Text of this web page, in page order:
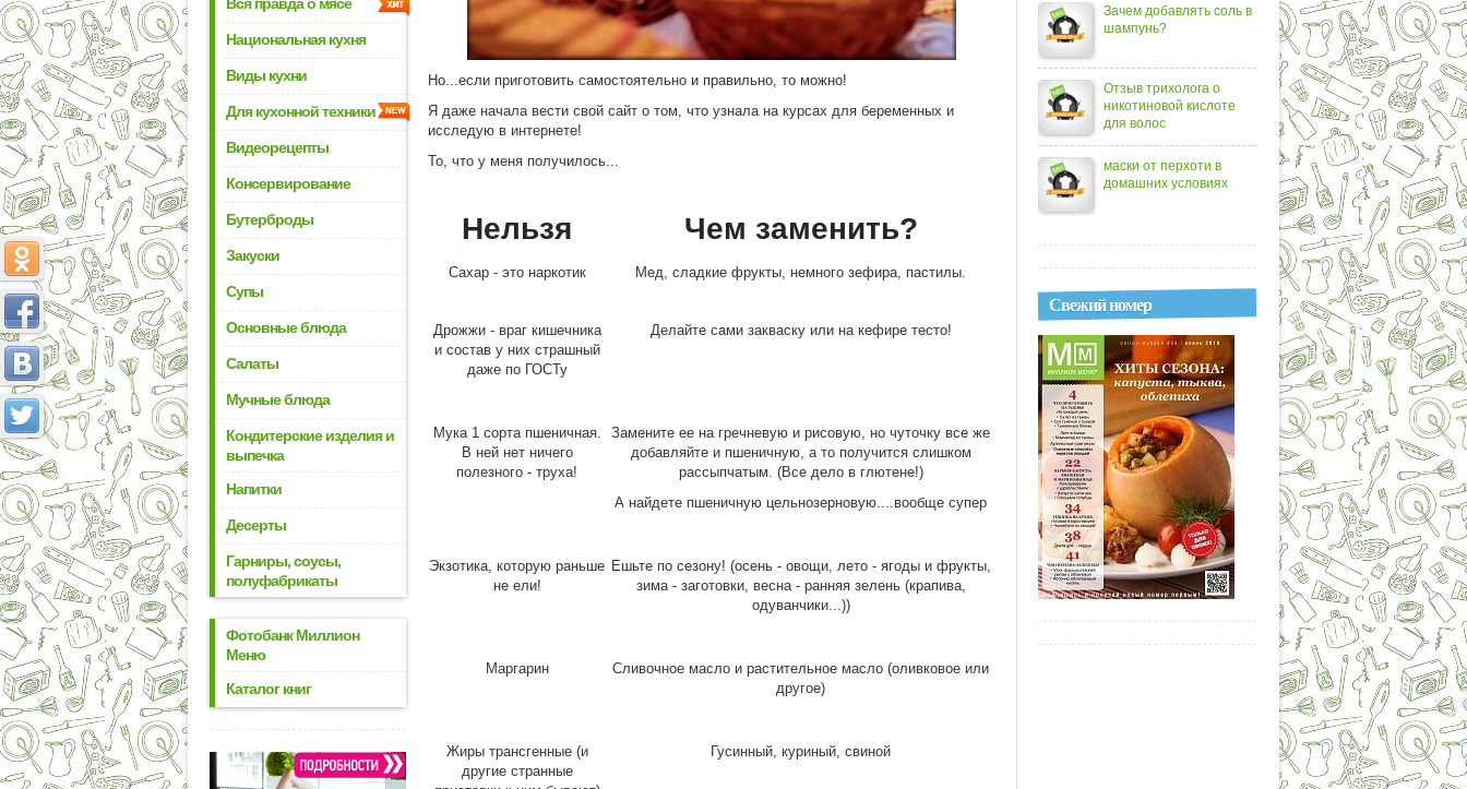
Национальная кухня
Виды кухни
Для кухонной техники
Видеорецепты
Консервирование
Бутерброды
Закуски
Супы
Основные блюда
Салаты
Мучные блюда
Кондитерские изделия и
выпечка
Напитки
Десерты
Гарниры, соусы,
полуфабрикаты
Фотобанк Миллион
Меню
Каталог книг
Но...если приготовить самостоятельно и правильно, то можно!
Я даже начала вести свой сайт о том, что узнала на курсах для беременных и
исследую в интернете!
То, что у меня получилось...
Нельзя Чем заменить?
Сахар - это наркотик Мед, сладкие фрукты, немного зефира, пастилы.
Дрожжи - враг кишечника
и состав у них страшный
даже по ГОСТу
Делайте сами закваску или на кефире тесто!
Мука 1 сорта пшеничная.
В ней нет ничего
полезного - труха!
Замените ее на гречневую и рисовую, но чуточку все же
добавляйте и пшеничную, а то получится слишком
рассыпчатым. (Все дело в глютене!)
А найдете пшеничную цельнозерновую....вообще супер
Экзотика, которую раньше
не ели!
Ешьте по сезону! (осень - овощи, лето - ягоды и фрукты,
зима - заготовки, весна - ранняя зелень (крапива,
одуванчики...))
Маргарин
Сливочное масло и растительное масло (оливковое или
другое)
Жиры трансгенные (и
другие странные
Гусинный, куриный, свиной
Зачем добавлять соль в
шампунь?
Отзыв трихолога о
никотиновой кислоте
для волос
маски от перхоти в
домашних условиях
Свежий номер